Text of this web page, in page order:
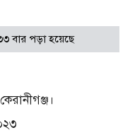
বার পড়া হয়েছে